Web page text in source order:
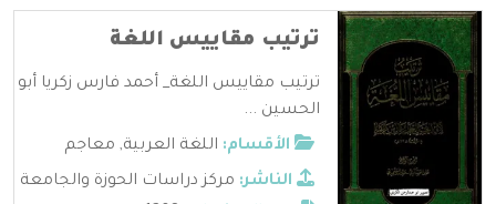
ترتيب مقاييس اللغة
ترتيب مقاييس اللغة_ أحمد فارس زكريا أبو
الحسين ...
الأقسام: اللغة العربية, معاجم
الناشر: مركز دراسات الحوزة والجامعة